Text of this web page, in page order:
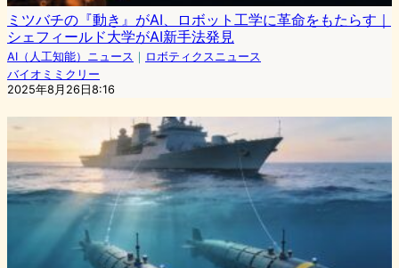
ミツバチの『動き』がAI、ロボット工学に革命をもたらす｜
シェフィールド大学がAI新手法発見
AI（人工知能）ニュース ｜ ロボティクスニュース
バイオミミクリー
2025年8月26日8:16